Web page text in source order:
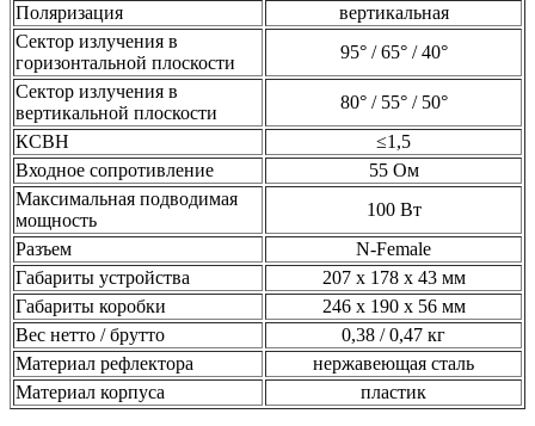
Поляризация
вертикальная
Сектор излучения в
горизонтальной плоскости
95° / 65° / 40°
Сектор излучения в
вертикальной плоскости
80° / 55° / 50°
КСВН
≤1,5
Входное сопротивление
55 Ом
Максимальная подводимая
мощность
100 Вт
Разъем
N-Female
Габариты устройства
207 х 178 х 43 мм
Габариты коробки
246 х 190 х 56 мм
Вес нетто / брутто
0,38 / 0,47 кг
Материал рефлектора
нержавеющая сталь
Материал корпуса
пластик